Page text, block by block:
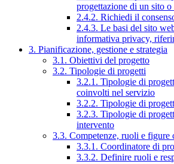
progettazione di un sito
2.4.2. Richiedi il
2.4.3. Le basi del sito
informativa privacy,
3. Pianificazione, gestione e strategia
3.1. Obiettivi del progetto
3.2. Tipologie di progetti
3.2.1. Tipologie di
coinvolti nel servizio
3.2.2. Tipologie di
3.2.3. Tipologie di
intervento
3.3. Competenze, ruoli e figure
3.3.1. Coordinatore di
3.3.2. Definire ruoli e